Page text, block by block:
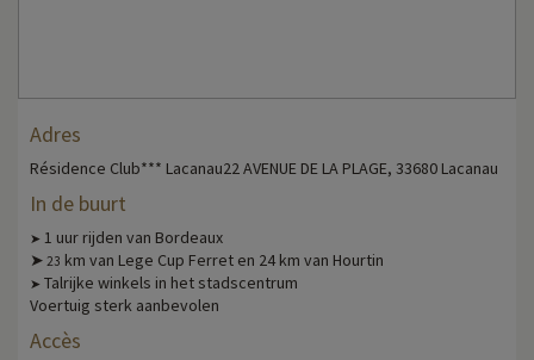
Adres
Résidence Club*** Lacanau22 AVENUE DE LA PLAGE, 33680 Lacanau
In de buurt
➤ 1 uur rijden van Bordeaux
➤ 23 km van Lege Cup Ferret en 24 km van Hourtin
➤ Talrijke winkels in het stadscentrum
Voertuig sterk aanbevolen
Accès